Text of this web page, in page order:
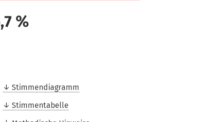
%
Stimmendiagramm
Stimmentabelle